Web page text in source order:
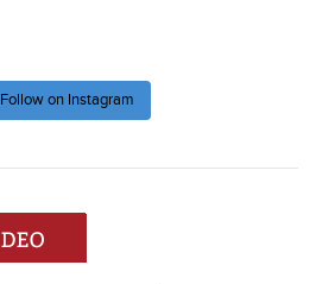
Follow on Instagram